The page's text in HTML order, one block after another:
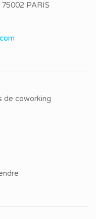
PARIS
de coworking